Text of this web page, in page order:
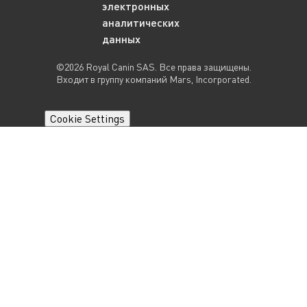
электронных
аналитических
данных
©2026 Royal Canin SAS. Все права защищены.
Входит в группу компаний Mars, Incorporated.
Cookie Settings